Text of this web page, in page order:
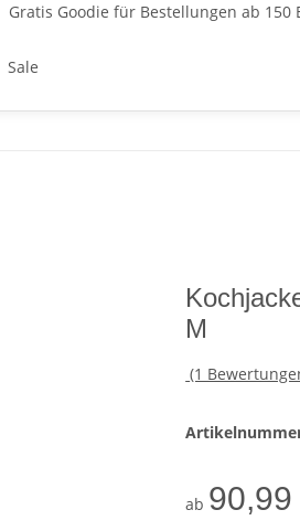
Gratis Goodie für Bestellungen ab 150
Sale
M
(1
ab 90,99